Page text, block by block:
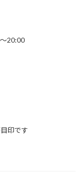
20:00
印です